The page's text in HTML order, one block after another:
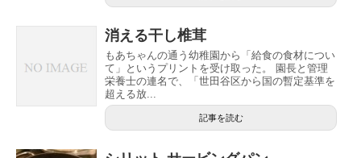
消える干し椎茸
もあちゃんの通う幼稚園から「給食の食材につい
て」というプリントを受け取った。 園長と管理
栄養士の連名で、「世田谷区から国の暫定基準を
超える放...
記事を読む